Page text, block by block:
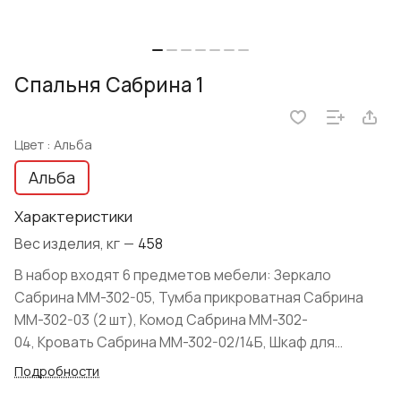
Спальня Сабрина 1
Цвет : Альба
Альба
Характеристики
Вес изделия, кг — 458
В набор входят 6 предметов мебели: Зеркало
Сабрина ММ-302-05, Тумба прикроватная Сабрина
ММ-302-03 (2 шт), Комод Сабрина ММ-302-
04, Кровать Сабрина ММ-302-02/14Б, Шкаф для
одежды Сабрина ММ-302-01/04Б. Спальня Сабрина 1
Подробности